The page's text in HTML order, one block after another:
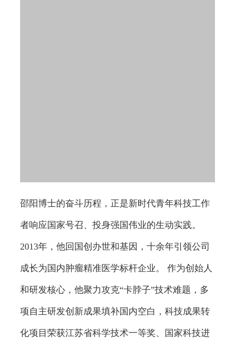
邵阳博士的奋斗历程，正是新时代青年科技工作
者响应国家号召、投身强国伟业的生动实践。
2013年，他回国创办世和基因，十余年引领公司
成长为国内肿瘤精准医学标杆企业。 作为创始人
和研发核心，他聚力攻克“卡脖子”技术难题，多
项自主研发创新成果填补国内空白，科技成果转
化项目荣获江苏省科学技术一等奖、国家科技进